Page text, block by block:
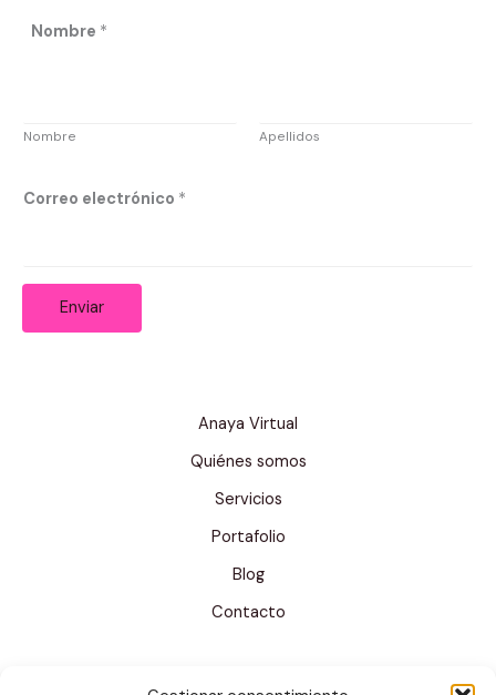
e
C
e
Nombre *
Nombre Apellidos
Correo electrónico *
Enviar
Anaya Virtual
Quiénes somos
Servicios
Portafolio
Blog
Contacto